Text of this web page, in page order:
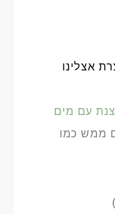
אצלינו
עם מים
ממש כמו